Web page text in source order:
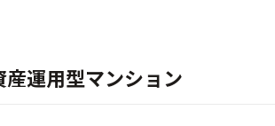
産運用型マンション